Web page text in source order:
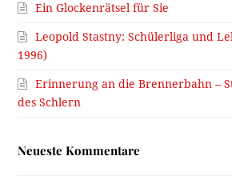
Ein Glockenrätsel für Sie
Leopold Stastny: Schülerliga und
1996)
Erinnerung an die Brennerbahn –
des Schlern
Neueste Kommentare